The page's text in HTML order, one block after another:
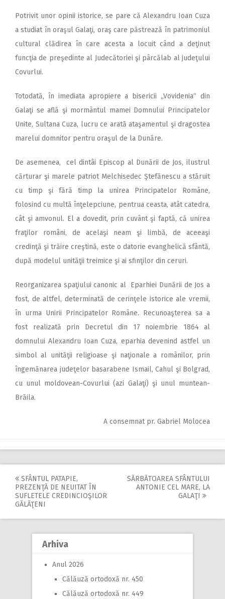
Potrivit unor opinii istorice, se pare că Alexandru Ioan Cuza
a studiat în oraşul Galaţi, oraş care păstrează în patrimoniul
cultural clădirea în care acesta a locuit când a deţinut
funcţia de preşedinte al Judecătoriei şi pârcălab al judeţului
Covurlui.
Totodată, în imediata apropiere a bisericii „Vovidenia“ din
Galaţi se află şi mormântul mamei Domnului Principatelor
Unite, Sultana Cuza, lucru ce arată ataşamentul şi dragostea
marelui domnitor pentru oraşul de la Dunăre.
De asemenea, cel dintâi Episcop al Dunării de Jos, ilustrul
cărturar şi marele patriot Melchisedec Ştefănescu a stăruit
cu timp şi fără timp la unirea Principatelor Române,
folosind cu multă înţelepciune, pentrua ceasta, atât catedra,
cât şi amvonul. El a dovedit, prin cuvânt şi faptă, că unirea
fraţilor români, de acelaşi neam şi limbă, de aceeaşi
credinţă şi trăire creştină, este o datorie evanghelică sfântă,
după modelul unităţii treimice şi ai sfinţilor din ceruri.
Reorganizarea spaţiului canonic al Eparhiei Dunării de Jos a
fost, de altfel, determinată de cerinţele istorice ale vremii,
în urma Unirii Principatelor Române. Recunoaşterea sa a
fost realizată prin Decretul din 17 noiembrie 1864 al
domnului Alexandru Ioan Cuza, eparhia devenind astfel un
simbol al unităţii religioase şi naţionale a românilor, prin
îngemănarea judeţelor basarabene Ismail, Cahul şi Bolgrad,
cu unul moldovean-Covurlui (azi Galaţi) şi unul muntean-
Brăila.
A consemnat pr. Gabriel Molocea
Post
navigation
SFÂNTUL PATAPIE,
PREZENŢĂ DE NEUITAT ÎN
SUFLETELE CREDINCIOŞILOR
GĂLĂŢENI
SĂRBĂTOAREA SFÂNTULUI
ANTONIE CEL MARE, LA
GALAŢI
Arhiva
Anul 2026
Călăuză ortodoxă nr. 450
Călăuză ortodoxă nr. 449